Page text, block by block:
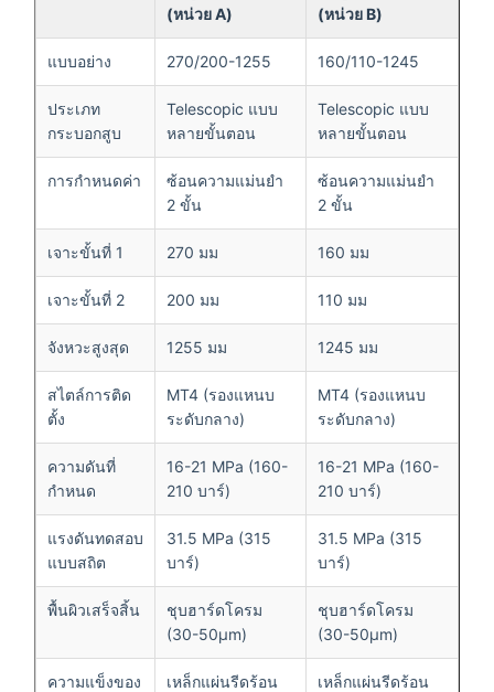
(หน่วย A)
(หน่วย B)
แบบอย่าง 270/200-1255 160/110-1245
ประเภท
กระบอกสูบ
Telescopic แบบ
หลายขั้นตอน
Telescopic แบบ
หลายขั้นตอน
การกำหนดค่า
ซ้อนความแม่นยำ
2 ขั้น
ซ้อนความแม่นยำ
2 ขั้น
เจาะขั้นที่ 1 270 มม 160 มม
เจาะขั้นที่ 2 200 มม 110 มม
จังหวะสูงสุด 1255 มม 1245 มม
สไตล์การติด
ตั้ง
MT4 (รองแหนบ
ระดับกลาง)
MT4 (รองแหนบ
ระดับกลาง)
ความดันที่
กำหนด
16-21 MPa (160-
210 บาร์)
16-21 MPa (160-
210 บาร์)
แรงดันทดสอบ
แบบสถิต
31.5 MPa (315
บาร์)
31.5 MPa (315
บาร์)
พื้นผิวเสร็จสิ้น
ชุบฮาร์ดโครม
(30-50μm)
ชุบฮาร์ดโครม
(30-50μm)
ความแข็งของ
เหล็กแผ่นรีดร้อน
เหล็กแผ่นรีดร้อน